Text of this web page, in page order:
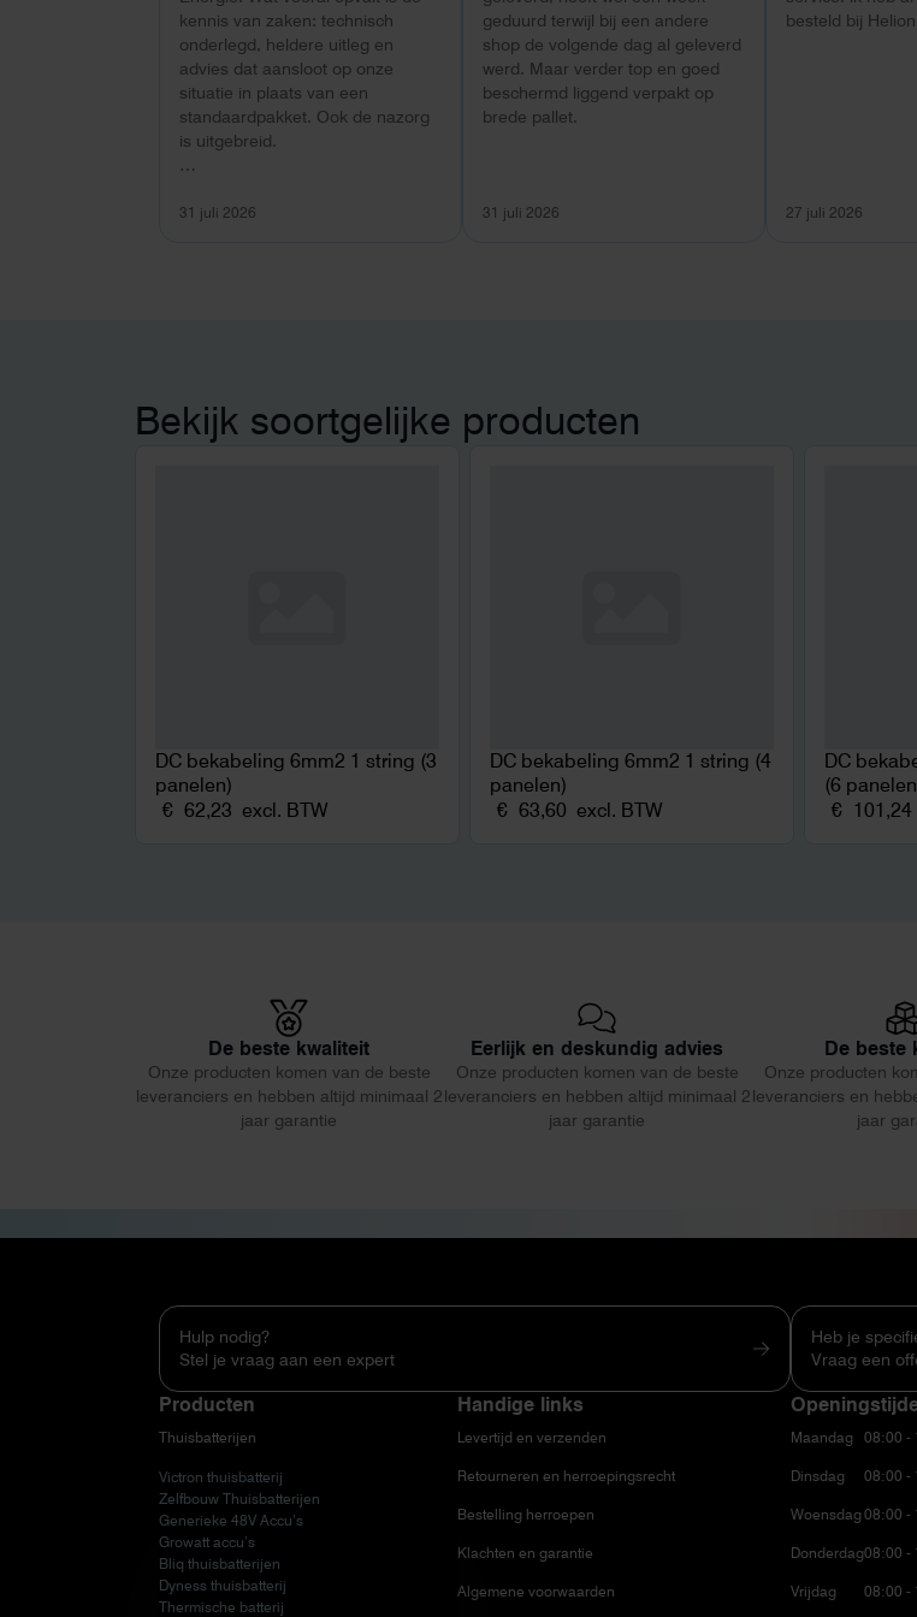
kennis van zaken: technisch
onderlegd, heldere uitleg en
advies dat aansloot op onze
situatie in plaats van een
standaardpakket. Ook de nazorg
is uitgebreid.
interessant: wij zaten met een
hele camping en zicht op
zelfvoorziening met
31 juli 2026
geduurd terwijl bij een andere
shop de volgende dag al geleverd
werd. Maar verder top en goed
beschermd liggend verpakt op
brede pallet.
31 juli 2026
besteld bij
27 juli 2026
Bekijk soortgelijke producten
DC bekabeling 6mm2 1 string (3
panelen)
€ 62,23 excl. BTW
DC bekabeling 6mm2 1 string (4
panelen)
€ 63,60 excl. BTW
DC
(6
€ 101,24
De beste kwaliteit
Onze producten komen van de beste
leveranciers en hebben altijd minimaal 2
jaar garantie
Eerlijk en deskundig advies
Onze producten komen van de beste
leveranciers en hebben altijd minimaal 2
jaar garantie
De beste
Onze producten
leveranciers en
jaar
Hulp nodig?
Stel je vraag aan een expert
Producten
Thuisbatterijen
Victron thuisbatterij
Zelfbouw Thuisbatterijen
Generieke 48V Accu’s
Growatt accu’s
Bliq thuisbatterijen
Dyness thuisbatterij
Thermische batterij
Handige links
Levertijd en verzenden
Retourneren en herroepingsrecht
Bestelling herroepen
Klachten en garantie
Algemene voorwaarden
Heb je
Vraag een
Maandag
Dinsdag
Woensdag
Donderdag
Vrijdag
08:00 -
08:00 -
08:00 -
08:00 -
08:00 -